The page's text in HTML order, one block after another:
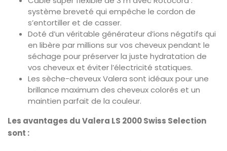
système breveté qui empêche le cordon de
s’entortiller et de casser.
Doté d’un véritable générateur d’ions négatifs qui
en libère par millions sur vos cheveux pendant le
séchage pour préserver la juste hydratation de
vos cheveux et éviter l’électricité statiques.
Les sèche-cheveux Valera sont idéaux pour une
brillance maximum des cheveux colorés et un
maintien parfait de la couleur.
Les avantages du Valera LS 2000 Swiss Selection
sont :